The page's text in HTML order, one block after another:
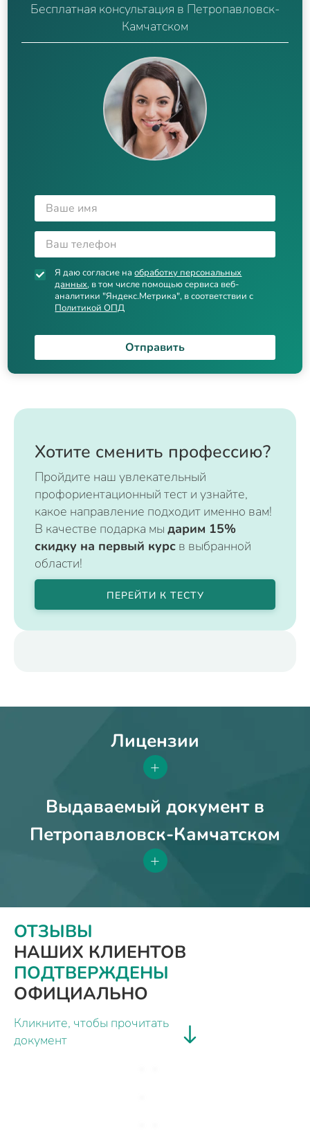
Бесплатная консультация в Петропавловск-
Камчатском
Я даю согласие наобработку персональных
данных, в том числе помощью сервиса веб-
аналитики "Яндекс.Метрика", в соответствии с
Политикой ОПД
Отправить
Хотите сменить профессию?
Пройдите наш увлекательный
профориентационный тест и узнайте,
какое направление подходит именно вам!
В качестве подарка мы дарим 15%
скидку на первый курс в выбранной
области!
ПЕРЕЙТИ К ТЕСТУ
Лицензии
+
Выдаваемый документ в
Петропавловск-Камчатском
+
ОТЗЫВЫ
НАШИХ КЛИЕНТОВ
ПОДТВЕРЖДЕНЫ
ОФИЦИАЛЬНО
Кликните, чтобы прочитать
документ